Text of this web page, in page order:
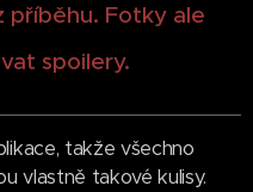
příběhu. Fotky ale
spoilery.
takže všechno
vlastně takové kulisy.